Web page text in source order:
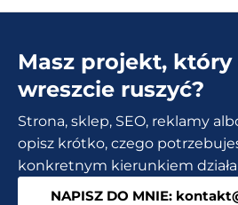
widoczność
Google,
zaczynasz
zera?
Masz projekt, który
wreszcie ruszyć?
Strona, sklep, SEO, reklamy
opisz krótko, czego
konkretnym kierunkiem
NAPISZ DO MNIE: